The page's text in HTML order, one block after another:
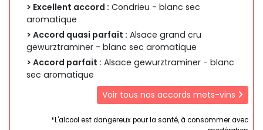
> Excellent accord : Condrieu - blanc sec
aromatique
> Accord quasi parfait : Alsace grand cru
gewurztraminer - blanc sec aromatique
> Accord parfait : Alsace gewurztraminer - blanc
sec aromatique
Voir tous nos accords mets-vins
*L'alcool est dangereux pour la santé, à consommer avec